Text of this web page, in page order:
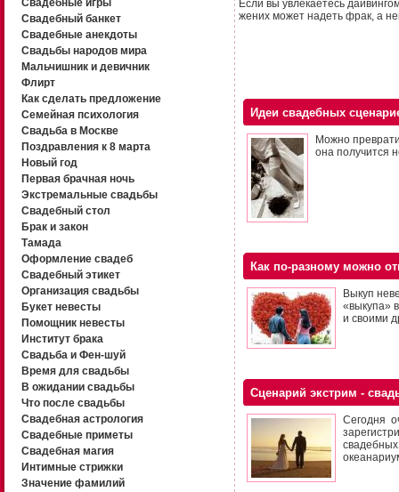
Свадебные игры
Свадебный банкет
Свадебные анекдоты
Свадьбы народов мира
Мальчишник и девичник
Флирт
Как сделать предложение
Семейная психология
Свадьба в Москве
Поздравления к 8 марта
Новый год
Первая брачная ночь
Экстремальные свадьбы
Свадебный стол
Брак и закон
Тамада
Оформление свадеб
Свадебный этикет
Организация свадьбы
Букет невесты
Помощник невесты
Институт брака
Свадьба и Фен-шуй
Время для свадьбы
В ожидании свадьбы
Что после свадьбы
Свадебная астрология
Свадебные приметы
Свадебная магия
Интимные стрижки
Значение фамилий
Если вы увлекаетесь
жених может надеть фрак, а
Идеи свадебных
Можно
она получится
Как по-разному можно
Выкуп
«выкупа»
и своими
Сценарий экстрим -
Сегодня